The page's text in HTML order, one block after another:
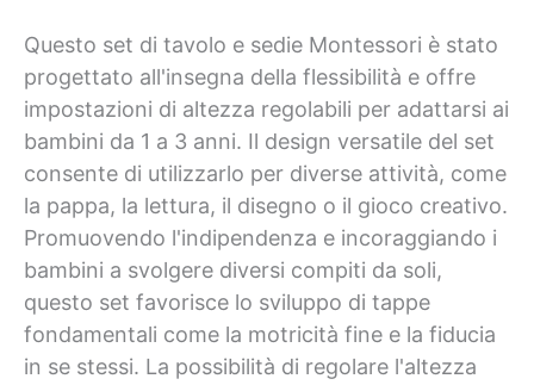
Questo set di tavolo e sedie Montessori è stato
progettato all'insegna della flessibilità e offre
impostazioni di altezza regolabili per adattarsi ai
bambini da 1 a 3 anni. Il design versatile del set
consente di utilizzarlo per diverse attività, come
la pappa, la lettura, il disegno o il gioco creativo.
Promuovendo l'indipendenza e incoraggiando i
bambini a svolgere diversi compiti da soli,
questo set favorisce lo sviluppo di tappe
fondamentali come la motricità fine e la fiducia
in se stessi. La possibilità di regolare l'altezza